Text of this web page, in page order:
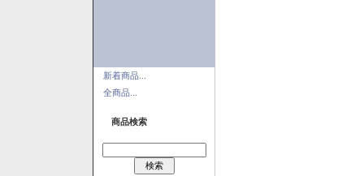
新着商品...
全商品...
商品検索